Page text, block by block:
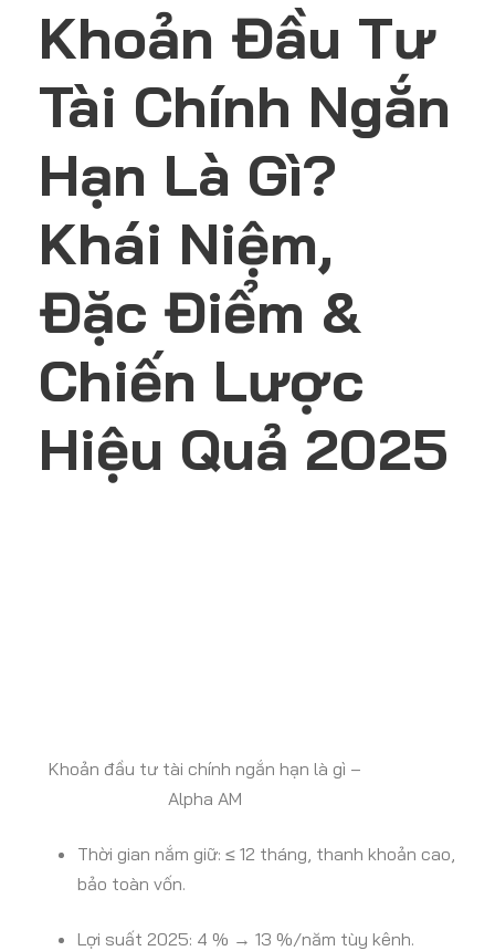
Khoản Đầu Tư
Tài Chính Ngắn
Hạn Là Gì?
Khái Niệm,
Đặc Điểm &
Chiến Lược
Hiệu Quả 2025
Khoản đầu tư tài chính ngắn hạn là gì –
Alpha AM
Thời gian nắm giữ: ≤ 12 tháng, thanh khoản cao,
bảo toàn vốn.
Lợi suất 2025: 4 % → 13 %/năm tùy kênh.